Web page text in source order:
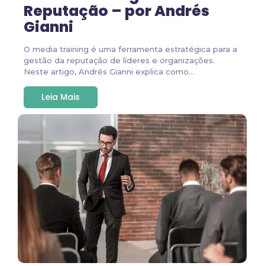
Reputação – por Andrés
Gianni
O media training é uma ferramenta estratégica para a
gestão da reputação de líderes e organizações.
Neste artigo, Andrés Gianni explica como...
Leia Mais